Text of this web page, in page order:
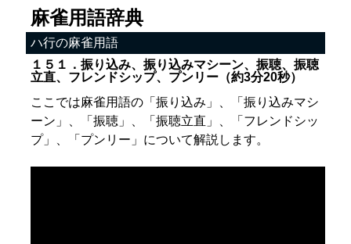
麻雀用語辞典
ハ行の麻雀用語
１５１．振り込み、振り込みマシーン、振聴、振聴
立直、フレンドシップ、プンリー（約3分20秒）
ここでは麻雀用語の「振り込み」、「振り込みマシ
ーン」、「振聴」、「振聴立直」、「フレンドシッ
プ」、「プンリー」について解説します。